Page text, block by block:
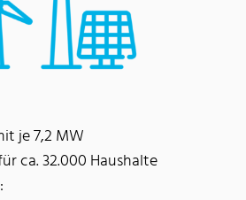
je 7,2 MW
ca. 32.000 Haushalte